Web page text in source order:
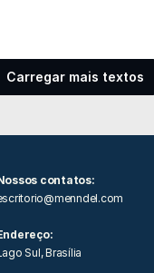
Carregar mais textos
contatos:
Sul, Brasília